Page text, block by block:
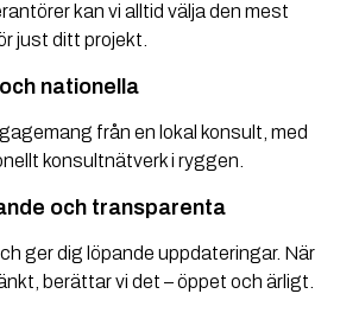
kan vi alltid välja den mest
just ditt projekt.
nationella
från en lokal konsult, med
konsultnätverk i ryggen.
och transparenta
ger dig löpande uppdateringar. När
berättar vi det – öppet och ärligt.